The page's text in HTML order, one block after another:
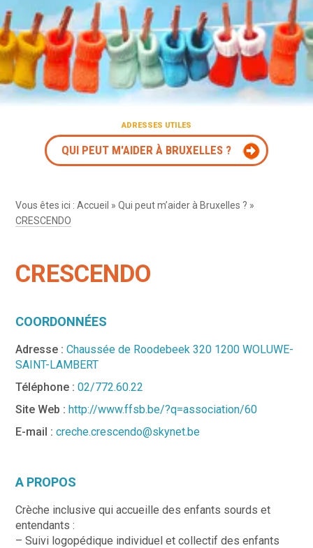
ADRESSES UTILES
QUI PEUT M'AIDER À BRUXELLES ?
Vous êtes ici :Accueil »Qui peut m’aider à Bruxelles ? »
CRESCENDO
CRESCENDO
COORDONNÉES
Adresse : Chaussée de Roodebeek 320 1200 WOLUWE-
SAINT-LAMBERT
Téléphone :02/772.60.22
Site Web : http://www.ffsb.be/?q=association/60
E-mail : creche.crescendo@skynet.be
A PROPOS
Crèche inclusive qui accueille des enfants sourds et
entendants :
– Suivi logopédique individuel et collectif des enfants